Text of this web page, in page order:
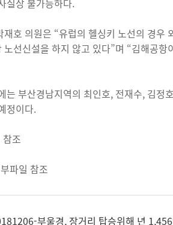
실상 불가능하다.
재호 의원은 “유럽의 헬싱키 노선의 경
노선신설을 하지 않고 있다”며 “김해공
는 부산경남지역의 최인호, 전재수, 김
정이다.
조
파일 참조
부울경, 장거리 탑승위해 년